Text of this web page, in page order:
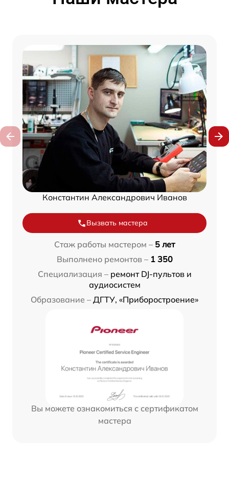
Константин Александрович Иванов
Вызвать мастера
Стаж работы мастером – 5 лет
Выполнено ремонтов – 1 350
Специализация – ремонт DJ-пультов и
аудиосистем
Образование – ДГТУ, «Приборостроение»
Вы можете ознакомиться с сертификатом
мастера